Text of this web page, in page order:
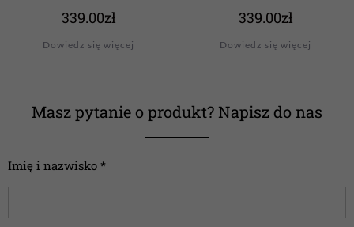
339.00zł
Dowiedz się więcej
339.00zł
Dowiedz się więcej
Masz pytanie o produkt? Napisz do nas
Imię i nazwisko *